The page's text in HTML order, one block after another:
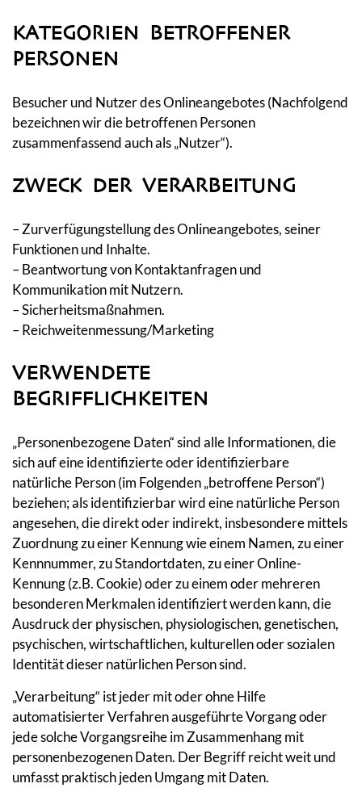
KATEGORIEN BETROFFENER
PERSONEN
Besucher und Nutzer des Onlineangebotes (Nachfolgend
bezeichnen wir die betroffenen Personen
zusammenfassend auch als „Nutzer“).
ZWECK DER VERARBEITUNG
– Zurverfügungstellung des Onlineangebotes, seiner
Funktionen und Inhalte.
– Beantwortung von Kontaktanfragen und
Kommunikation mit Nutzern.
– Sicherheitsmaßnahmen.
– Reichweitenmessung/Marketing
VERWENDETE
BEGRIFFLICHKEITEN
„Personenbezogene Daten“ sind alle Informationen, die
sich auf eine identifizierte oder identifizierbare
natürliche Person (im Folgenden „betroffene Person“)
beziehen; als identifizierbar wird eine natürliche Person
angesehen, die direkt oder indirekt, insbesondere mittels
Zuordnung zu einer Kennung wie einem Namen, zu einer
Kennnummer, zu Standortdaten, zu einer Online-
Kennung (z.B. Cookie) oder zu einem oder mehreren
besonderen Merkmalen identifiziert werden kann, die
Ausdruck der physischen, physiologischen, genetischen,
psychischen, wirtschaftlichen, kulturellen oder sozialen
Identität dieser natürlichen Person sind.
„Verarbeitung“ ist jeder mit oder ohne Hilfe
automatisierter Verfahren ausgeführte Vorgang oder
jede solche Vorgangsreihe im Zusammenhang mit
personenbezogenen Daten. Der Begriff reicht weit und
umfasst praktisch jeden Umgang mit Daten.